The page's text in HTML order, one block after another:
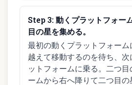
Step3:動くプラットフォー
目の星を集める。
最初の動くプラットフォー
越えて移動するのを待ち、
ットフォームに乗る。二つ
ームから右へ降りて二つ目の